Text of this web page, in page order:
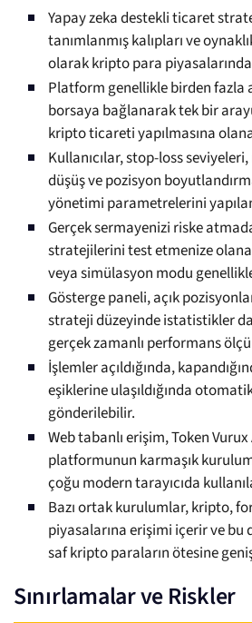
Yapay zeka destekli ticaret
tanımlanmış kalıpları ve
olarak kripto para
Platform genellikle birden fazla
borsaya bağlanarak tek bir
kripto ticareti yapılmasına
Kullanıcılar, stop-loss
düşüş ve pozisyon
yönetimi parametrelerini
Gerçek sermayenizi riske
stratejilerini test etmenize
veya simülasyon modu
Gösterge paneli, açık
strateji düzeyinde istatistikler
gerçek zamanlı performans
İşlemler açıldığında,
eşiklerine ulaşıldığında
gönderilebilir.
Web tabanlı erişim, Token
platformunun karmaşık
çoğu modern tarayıcıda
Bazı ortak kurulumlar, kripto,
piyasalarına erişimi içerir ve
saf kripto paraların ötesine
Sınırlamalar ve Riskler